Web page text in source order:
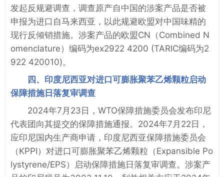
发起反规避调查，调查原产自中国的涉案产品是否被
申报为进口自马来西亚，以此规避欧盟对中国味精的
现行反倾销措施。涉案产品的欧盟CN（Combined N
omenclature）编码为ex2922 4200 (TARIC编码为2
922 420010)。
四、印度尼西亚对进口可膨胀聚苯乙烯颗粒启动
保障措施日落复审调查
2024年7月23日，WTO保障措施委员会发布印尼
代表团向其提交的保障措施通报。2024年7月22日，
应印尼国内生产商申请，印度尼西亚保障措施委员会
（KPPI）对进口可膨胀聚苯乙烯颗粒（Expansible Po
lystyrene/EPS）启动保障措施日落复审调查。涉案产